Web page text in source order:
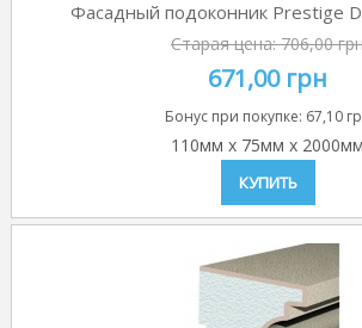
Фасадный подоконник Prestige
Старая цена:706,00
671,00 грн
Бонус при покупке: 67,10
110мм x 75мм x 2000мм
КУПИТЬ